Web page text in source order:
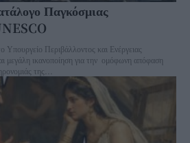
Παγκόσμιας
Υπουργείο Περιβάλλοντος και Ενέργειας
μεγάλη ικανοποίηση για την ομόφωνη απόφαση
της...